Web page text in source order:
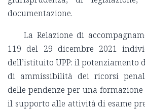
documentazione.
La Relazione di
119 del 29 dicembre 2021
dell’istituito UPP: il
di ammissibilità dei ricorsi
delle pendenze per una
il supporto alle attività di esame